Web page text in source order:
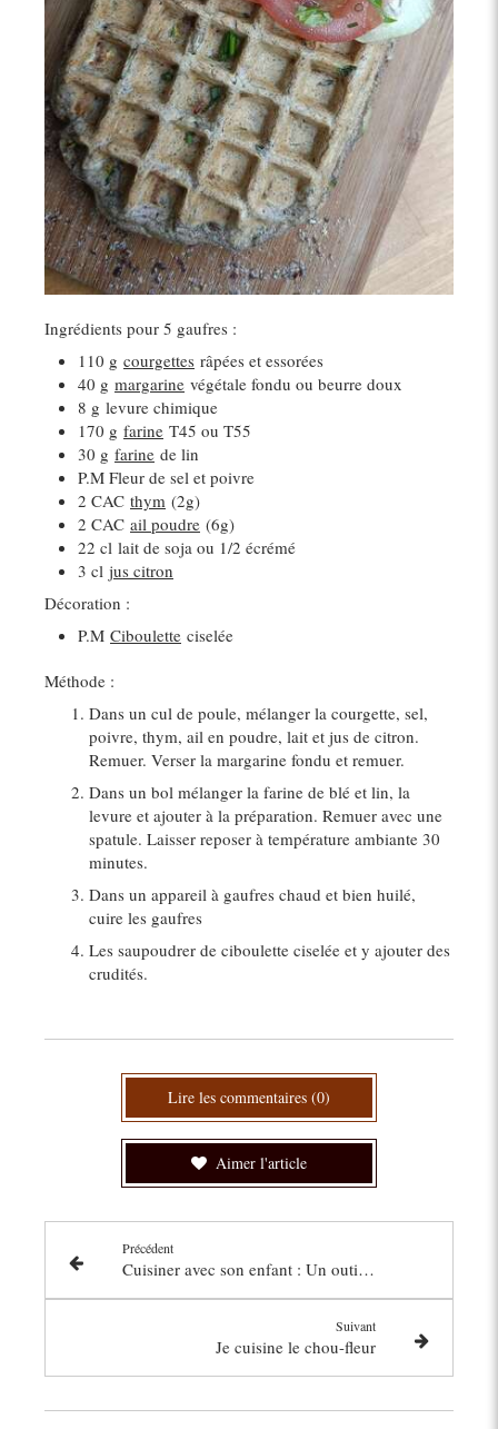
Ingrédients pour 5 gaufres :
110 g courgettes râpées et essorées
40 g margarine végétale fondu ou beurre doux
8 g levure chimique
170 g farine T45 ou T55
30 g farine de lin
P.M Fleur de sel et poivre
2 CAC thym (2g)
2 CAC ail poudre (6g)
22 cl lait de soja ou 1/2 écrémé
3 cl jus citron
Décoration :
P.M Ciboulette ciselée
Méthode :
Dans un cul de poule, mélanger la courgette, sel,
poivre, thym, ail en poudre, lait et jus de citron.
Remuer. Verser la margarine fondu et remuer.
Dans un bol mélanger la farine de blé et lin, la
levure et ajouter à la préparation. Remuer avec une
spatule. Laisser reposer à température ambiante 30
minutes.
Dans un appareil à gaufres chaud et bien huilé,
cuire les gaufres
Les saupoudrer de ciboulette ciselée et y ajouter des
crudités.
Lire les commentaires (0)
Aimer l'article
Précédent
Cuisiner avec son enfant : Un outil d'apprentissage ludique
Suivant
Je cuisine le chou-fleur